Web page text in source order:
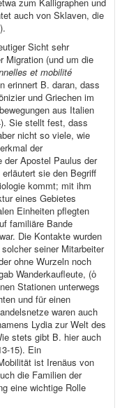
auch von Sklaven, die
Sicht sehr
Migration (und um die
et mobilité
erinnert B. daran, dass
und Griechen im
aus Italien
Sie stellt fest, dass
nicht so viele, wie
der
der Apostel Paulus der
sie den Begriff
kommt; mit ihm
eines Gebietes
Einheiten pflegten
familiäre Bande
Die Kontakte wurden
seiner Mitarbeiter
ohne Wurzeln noch
Wanderkaufleute, (ὁ
Stationen unterwegs
und für einen
waren auch
Lydia zur Welt des
stets gibt B. hier auch
15). Ein
ist Irenäus von
die Familien der
eine wichtige Rolle